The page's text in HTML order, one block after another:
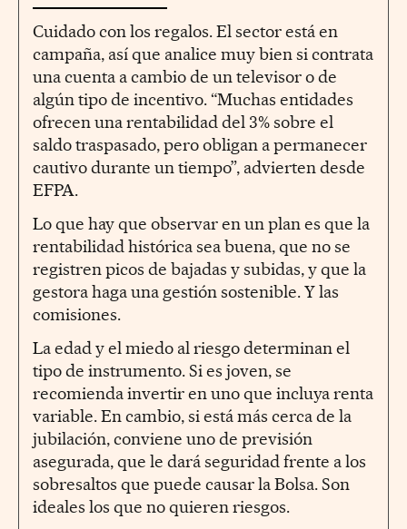
Cuidado con los regalos. El sector está en
campaña, así que analice muy bien si contrata
una cuenta a cambio de un televisor o de
algún tipo de incentivo. “Muchas entidades
ofrecen una rentabilidad del 3% sobre el
saldo traspasado, pero obligan a permanecer
cautivo durante un tiempo”, advierten desde
EFPA.
Lo que hay que observar en un plan es que la
rentabilidad histórica sea buena, que no se
registren picos de bajadas y subidas, y que la
gestora haga una gestión sostenible. Y las
comisiones.
La edad y el miedo al riesgo determinan el
tipo de instrumento. Si es joven, se
recomienda invertir en uno que incluya renta
variable. En cambio, si está más cerca de la
jubilación, conviene uno de previsión
asegurada, que le dará seguridad frente a los
sobresaltos que puede causar la Bolsa. Son
ideales los que no quieren riesgos.